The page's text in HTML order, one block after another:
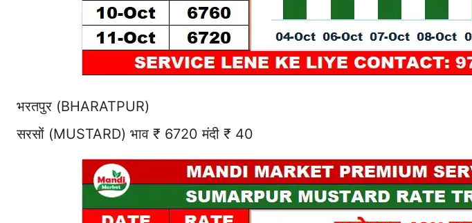
भरतपुर (BHARATPUR)
सरसों (MUSTARD) भाव ₹ 6720 मंदी ₹ 40